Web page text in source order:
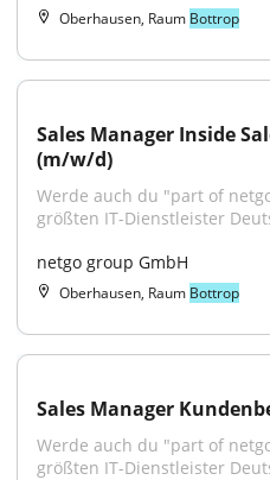
Oberhausen, Raum Bottrop
Sales Manager Inside
(m/w/d)
Werde auch du "part of
größten IT-Dienstleister
netgo group GmbH
Oberhausen, Raum Bottrop
Sales Manager
Werde auch du "part of
größten IT-Dienstleister